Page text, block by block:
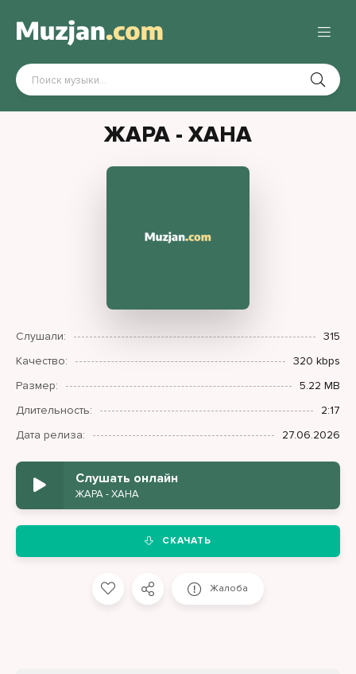
ЖАРА - ХАНА
Слушали:
315
Качество:
320 kbps
Размер:
5.22 MB
Длительность:
2:17
Дата релиза:
27.06.2026
Слушать онлайн
ЖАРА - ХАНА
СКАЧАТЬ
Жалоба